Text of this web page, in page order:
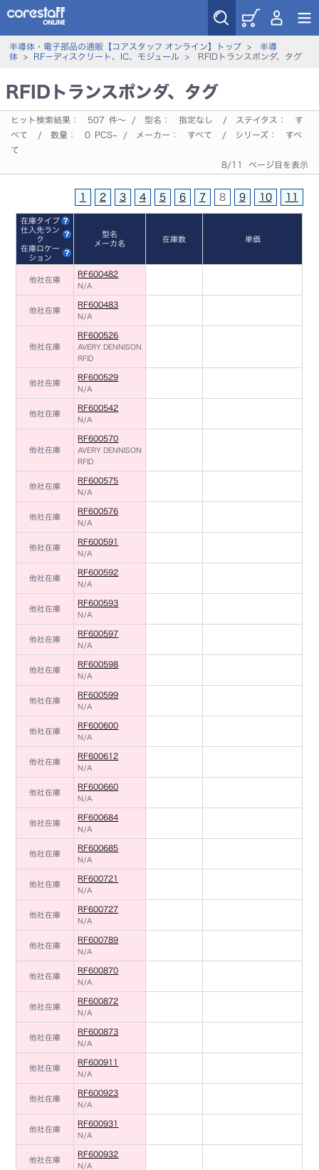
半導体・電子部品の通販【コアスタッフ オンライン】トップ> 半導
体> RF－ディスクリート、IC、モジュール> RFIDトランスポンダ、タグ
RFIDトランスポンダ、タグ
ヒット検索結果： 507 件～ / 型名： 指定なし / ステイタス：
す
べて
/ 数量： 0 PCS~ / メーカー： すべて / シリーズ：
すべ
て
8/11 ページ目を表示
1 2 3 4 5 6 7 8 9 10 11
在庫タイプ
仕入先ラン
ク
在庫ロケー
ション
型名
メーカ名
在庫数 単価
他社在庫
RF600482
N/A
他社在庫
RF600483
N/A
他社在庫
RF600526
AVERY DENNISON
RFID
他社在庫
RF600529
N/A
他社在庫
RF600542
N/A
他社在庫
RF600570
AVERY DENNISON
RFID
他社在庫
RF600575
N/A
他社在庫
RF600576
N/A
他社在庫
RF600591
N/A
他社在庫
RF600592
N/A
他社在庫
RF600593
N/A
他社在庫
RF600597
N/A
他社在庫
RF600598
N/A
他社在庫
RF600599
N/A
他社在庫
RF600600
N/A
他社在庫
RF600612
N/A
他社在庫
RF600660
N/A
他社在庫
RF600684
N/A
他社在庫
RF600685
N/A
他社在庫
RF600721
N/A
他社在庫
RF600727
N/A
他社在庫
RF600789
N/A
他社在庫
RF600870
N/A
他社在庫
RF600872
N/A
他社在庫
RF600873
N/A
他社在庫
RF600911
N/A
他社在庫
RF600923
N/A
他社在庫
RF600931
N/A
他社在庫
RF600932
N/A